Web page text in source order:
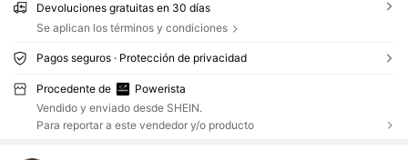
Devoluciones gratuitas en 30 días
Se aplican los términos y condiciones
Pagos seguros · Protección de privacidad
Procedente de
Powerista
Vendido y enviado desde SHEIN.
Para reportar a este vendedor y/o producto